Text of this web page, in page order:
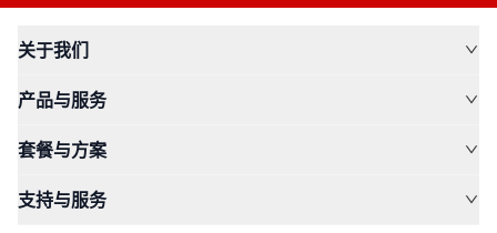
关于我们
产品与服务
套餐与方案
支持与服务